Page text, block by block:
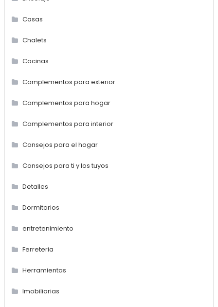
Casas
Chalets
Cocinas
Complementos para exterior
Complementos para hogar
Complementos para interior
Consejos para el hogar
Consejos para ti y los tuyos
Detalles
Dormitorios
entretenimiento
Ferreteria
Herramientas
Imobiliarias